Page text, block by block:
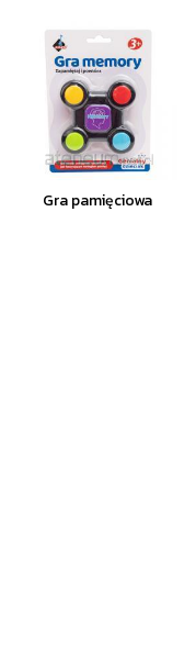
Gra pamięciowa